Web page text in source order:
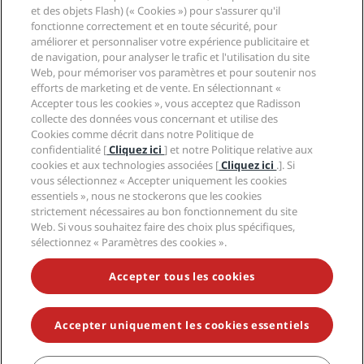
Liens rapides
Radisson Rewards
Garantie des meilleurs tarifs en ligne
Blog
Destinations
Nouveaux et futurs hôtels
Application Radisson Hotels
Hôtels adaptés aux sportifs
Hôtels adaptés aux Familles
Santé et sécurité
Professionnels des voyages
Partenaires
Agents de voyages
Affaires
Radisson Hotel Group
Médias
Carrières RHG
Carrières PPHE
Carrières EHL
The Club by RHG
Opportunités de développement
Entreprise responsable
Approvisionnement
Légal
Centre de confidentialité
Mentions légales
Conditions générales Radisson Rewards
Contrat d’utilisation du site
Déclaration sur l’esclavage moderne
Aide
Avis aux consommateurs
Contact
FAQ
Plan du site
Médias sociaux
Marques Radisson Hotels
et des objets Flash) (« Cookies ») pour s'assurer qu'il
fonctionne correctement et en toute sécurité, pour
améliorer et personnaliser votre expérience publicitaire et
de navigation, pour analyser le trafic et l'utilisation du site
Web, pour mémoriser vos paramètres et pour soutenir nos
efforts de marketing et de vente. En sélectionnant «
Accepter tous les cookies », vous acceptez que Radisson
collecte des données vous concernant et utilise des
Cookies comme décrit dans notre Politique de
confidentialité [Cliquez ici] et notre Politique relative aux
cookies et aux technologies associées [Cliquez ici .]. Si
vous sélectionnez « Accepter uniquement les cookies
essentiels », nous ne stockerons que les cookies
strictement nécessaires au bon fonctionnement du site
Web. Si vous souhaitez faire des choix plus spécifiques,
sélectionnez « Paramètres des cookies ».
Accepter tous les cookies
Accepter uniquement les cookies essentiels